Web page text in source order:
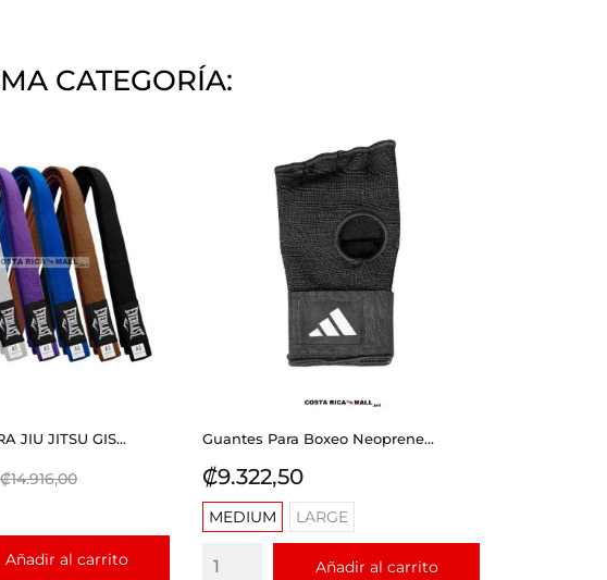
CATEGORÍA:
JIU JITSU GIS...
Precio
₡14.916,00
Añadir al carrito
Guantes Para Boxeo Neoprene...
Precio
₡9.322,50
MEDIUM LARGE
Añadir al carrito